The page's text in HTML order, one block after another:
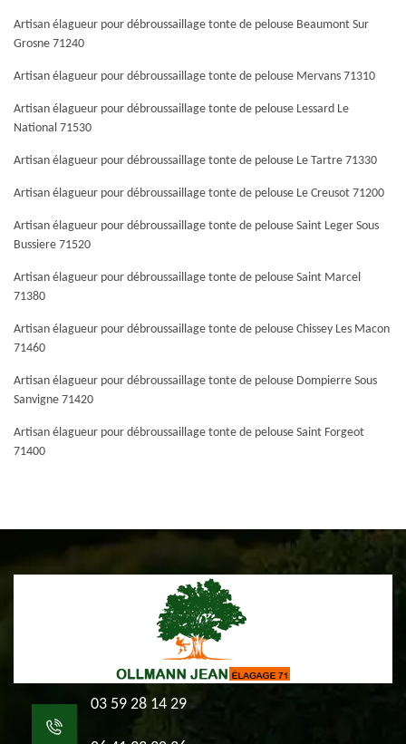
Artisan élagueur pour débroussaillage tonte de pelouse Beaumont Sur
Grosne 71240
Artisan élagueur pour débroussaillage tonte de pelouse Mervans 71310
Artisan élagueur pour débroussaillage tonte de pelouse Lessard Le
National 71530
Artisan élagueur pour débroussaillage tonte de pelouse Le Tartre 71330
Artisan élagueur pour débroussaillage tonte de pelouse Le Creusot 71200
Artisan élagueur pour débroussaillage tonte de pelouse Saint Leger Sous
Bussiere 71520
Artisan élagueur pour débroussaillage tonte de pelouse Saint Marcel
71380
Artisan élagueur pour débroussaillage tonte de pelouse Chissey Les Macon
71460
Artisan élagueur pour débroussaillage tonte de pelouse Dompierre Sous
Sanvigne 71420
Artisan élagueur pour débroussaillage tonte de pelouse Saint Forgeot
71400
03 59 28 14 29